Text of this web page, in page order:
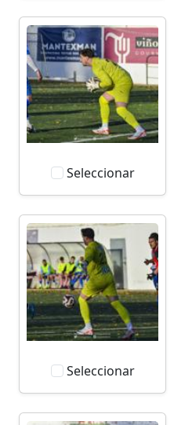
Seleccionar
Seleccionar